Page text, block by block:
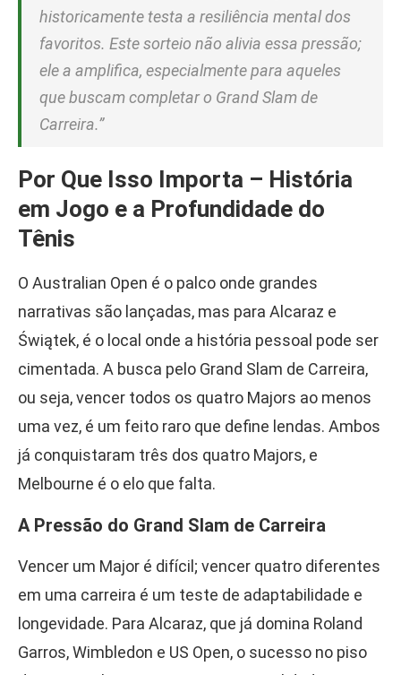
historicamente testa a resiliência mental dos
favoritos. Este sorteio não alivia essa pressão;
ele a amplifica, especialmente para aqueles
que buscam completar o Grand Slam de
Carreira.”
Por Que Isso Importa – História
em Jogo e a Profundidade do
Tênis
O Australian Open é o palco onde grandes
narrativas são lançadas, mas para Alcaraz e
Świątek, é o local onde a história pessoal pode ser
cimentada. A busca pelo Grand Slam de Carreira,
ou seja, vencer todos os quatro Majors ao menos
uma vez, é um feito raro que define lendas. Ambos
já conquistaram três dos quatro Majors, e
Melbourne é o elo que falta.
A Pressão do Grand Slam de Carreira
Vencer um Major é difícil; vencer quatro diferentes
em uma carreira é um teste de adaptabilidade e
longevidade. Para Alcaraz, que já domina Roland
Garros, Wimbledon e US Open, o sucesso no piso